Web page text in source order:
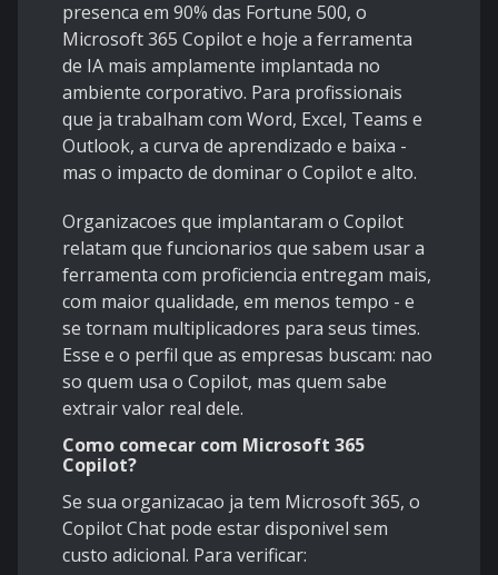
presenca em 90% das Fortune 500, o
Microsoft 365 Copilot e hoje a ferramenta
de IA mais amplamente implantada no
ambiente corporativo. Para profissionais
que ja trabalham com Word, Excel, Teams e
Outlook, a curva de aprendizado e baixa -
mas o impacto de dominar o Copilot e alto.
Organizacoes que implantaram o Copilot
relatam que funcionarios que sabem usar a
ferramenta com proficiencia entregam mais,
com maior qualidade, em menos tempo - e
se tornam multiplicadores para seus times.
Esse e o perfil que as empresas buscam: nao
so quem usa o Copilot, mas quem sabe
extrair valor real dele.
Como comecar com Microsoft 365
Copilot?
Se sua organizacao ja tem Microsoft 365, o
Copilot Chat pode estar disponivel sem
custo adicional. Para verificar: